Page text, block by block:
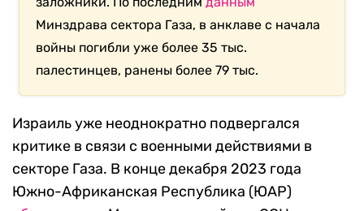
Минздрава сектора Газа, в анклаве с начала
войны погибли уже более 35 тыс.
палестинцев, ранены более 79 тыс.
Израиль уже неоднократно подвергался
критике в связи с военными действиями в
секторе Газа. В конце декабря 2023 года
Южно-Африканская Республика (ЮАР)